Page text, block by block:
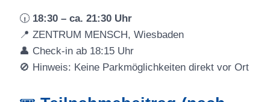
🕡 18:30 – ca. 21:30 Uhr
📍 ZENTRUM MENSCH, Wiesbaden
👤 Check-in ab 18:15 Uhr
🚫 Hinweis: Keine Parkmöglichkeiten direkt vor Ort